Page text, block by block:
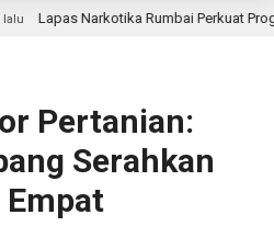
Rumbai Perkuat Program
Pertanian:
Serahkan